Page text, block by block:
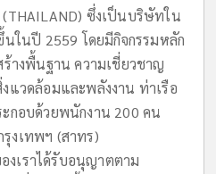
(THAILAND) ซึ่งเป็นบริษัทใน
นในปี 2559 โดยมีกิจกรรมหลัก
ร้างพื้นฐาน ความเชี่ยวชาญ
แวดล้อมและพลังงาน ท่าเรือ
กอบด้วยพนักงาน 200 คน
รุงเทพฯ (สาทร)
งเราได้รับอนุญาตตาม